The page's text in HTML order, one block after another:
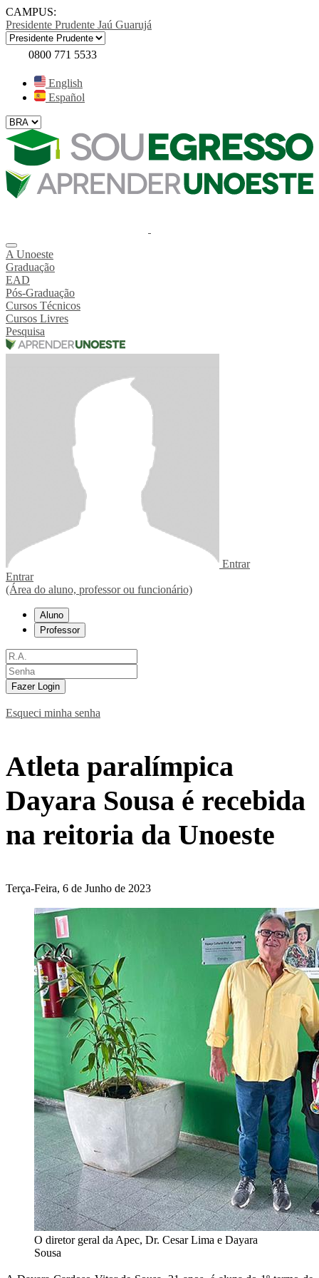
CAMPUS:
Presidente Prudente Jaú Guarujá
0800 771 5533
English
Español
A Unoeste
Graduação
EAD
Pós-Graduação
Cursos Técnicos
Cursos Livres
Pesquisa
Entrar
Entrar
(Área do aluno, professor ou funcionário)
Aluno
Professor
Fazer Login
Esqueci minha senha
Atleta paralímpica
Dayara Sousa é recebida
na reitoria da Unoeste
Terça-Feira, 6 de Junho de 2023
O diretor geral da Apec, Dr. Cesar Lima e Dayara
Sousa